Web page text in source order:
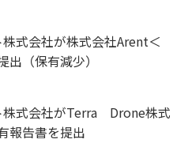
式会社が株式会社Arent＜
（保有減少）
株式会社がTerra Drone株式
報告書を提出